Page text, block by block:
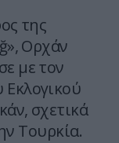
της
Ορχάν
με τον
σχετικά
Τουρκία.